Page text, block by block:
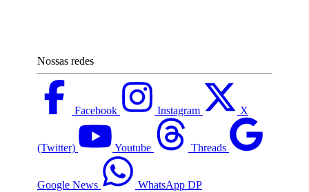
Nossas redes
Facebook Instagram X
(Twitter) Youtube Threads
Google News WhatsApp DP